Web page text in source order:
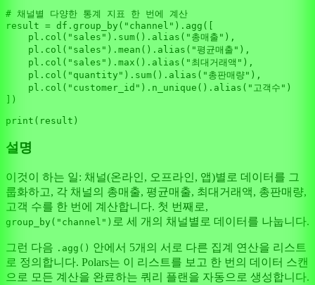
# 채널별 다양한 통계 지표 한 번에 계산
result = df.group_by( "channel" ).agg([
    pl.col(
"sales" ). sum().alias( "총매출" ),
    pl.col(
"sales" ).mean().alias( "평균매출" ),
    pl.col(
"sales" ). max ().alias( "최대거래액" ),
    pl.col(
"quantity" ). sum().alias( "총판매량" ),
    pl.col(
"customer_id" ).n_unique().alias( "고객수" )
])
print
설명
이것이 하는 일: 채널(온라인, 오프라인, 앱)별로 데이터를 그
룹화하고, 각 채널의 총매출, 평균매출, 최대거래액, 총판매량,
고객 수를 한 번에 계산합니다. 첫 번째로,
group_by("channel") 로 세 개의 채널별로 데이터를 나눕니다.
그런 다음 .agg() 안에서 5개의 서로 다른 집계 연산을 리스트
로 정의합니다. Polars는 이 리스트를 보고 한 번의 데이터 스캔
으로 모든 계산을 완료하는 쿼리 플랜을 자동으로 생성합니다.